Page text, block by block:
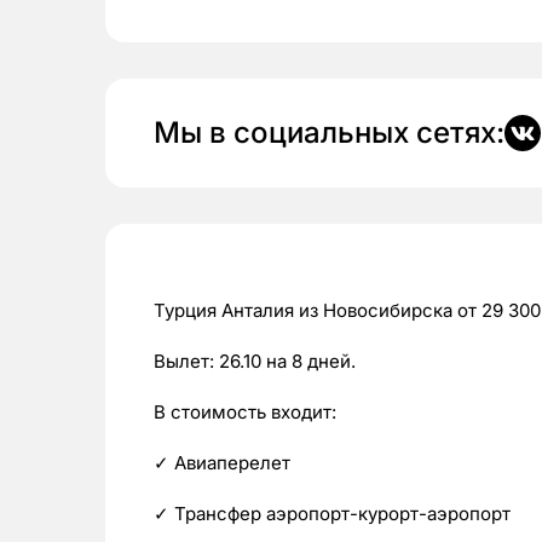
Мы в социальных сетях:
Турция Анталия из Новосибирска от 29
Вылет: 26.10 на 8 дней.
В стоимость входит:
✓ Авиаперелет
✓ Трансфер аэропорт-курорт-аэропорт